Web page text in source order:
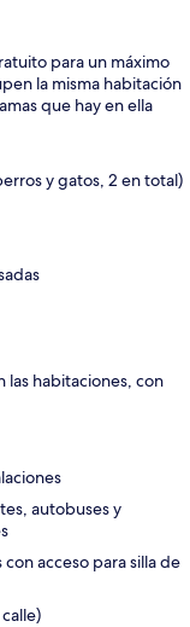
para un máximo
la misma habitación
que hay en ella
y gatos, 2 en total)
las habitaciones, con
autobuses y
acceso para silla de